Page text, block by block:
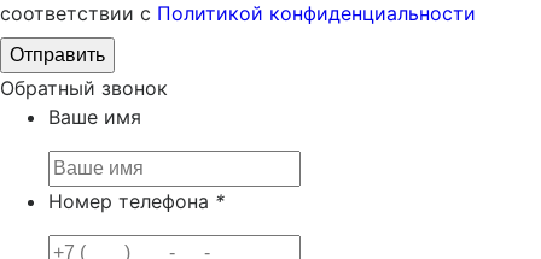
соответствии с Политикой конфиденциальности
Обратный звонок
Ваше имя
Номер телефона *